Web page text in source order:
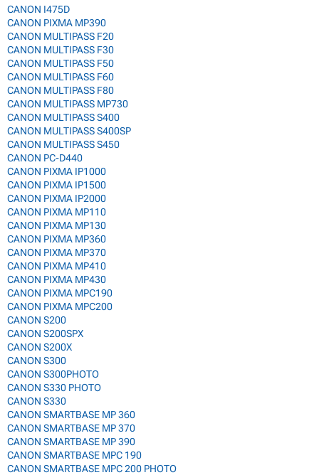
CANON I475D
CANON PIXMA MP390
CANON MULTIPASS F20
CANON MULTIPASS F30
CANON MULTIPASS F50
CANON MULTIPASS F60
CANON MULTIPASS F80
CANON MULTIPASS MP730
CANON MULTIPASS S400
CANON MULTIPASS S400SP
CANON MULTIPASS S450
CANON PC-D440
CANON PIXMA IP1000
CANON PIXMA IP1500
CANON PIXMA IP2000
CANON PIXMA MP110
CANON PIXMA MP130
CANON PIXMA MP360
CANON PIXMA MP370
CANON PIXMA MP410
CANON PIXMA MP430
CANON PIXMA MPC190
CANON PIXMA MPC200
CANON S200
CANON S200SPX
CANON S200X
CANON S300
CANON S300PHOTO
CANON S330 PHOTO
CANON S330
CANON SMARTBASE MP 360
CANON SMARTBASE MP 370
CANON SMARTBASE MP 390
CANON SMARTBASE MPC 190
CANON SMARTBASE MPC 200 PHOTO